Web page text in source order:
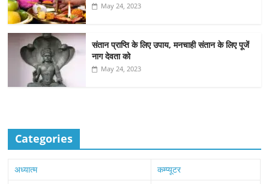
May 24, 2023
संतान प्राप्ति के लिए उपाय, मनचाही संतान के लिए पूजें
नाग देवता को
May 24, 2023
Categories
अध्यात्म
कम्प्यूटर